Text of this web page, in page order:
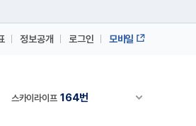
정보공개 로그인 모바일
채널안내 펼쳐
스카이라이프 164번
스카이라이프 164번